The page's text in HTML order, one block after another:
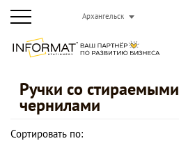
Архангельск
Ручки со стираемыми
чернилами
Сортировать по: